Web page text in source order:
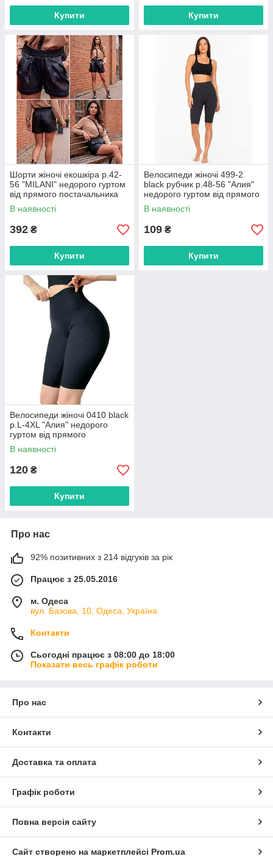
Купити Купити
Шорти жіночі екошкіра р.42-
56 "MILANI" недорого гуртом
від прямого постачальника
В наявності
392 ₴
Купити
Велосипеди жіночі 499-2
black рубчик р.48-56 "Алия"
недорого гуртом від прямого
постачальника
В наявності
109 ₴
Купити
Велосипеди жіночі 0410 black
р.L-4XL "Алия" недорого
гуртом від прямого
постачальника
В наявності
120 ₴
Купити
Про нас
92% позитивних з 214 відгуків за рік
Працює з 25.05.2016
м. Одеса
вул. Базова, 10, Одеса, Україна
Контакти
Сьогодні працює з 08:00 до 18:00
Показати весь графік роботи
Про нас
Контакти
Доставка та оплата
Графік роботи
Повна версія сайту
Сайт створено на маркетплейсі Prom.ua